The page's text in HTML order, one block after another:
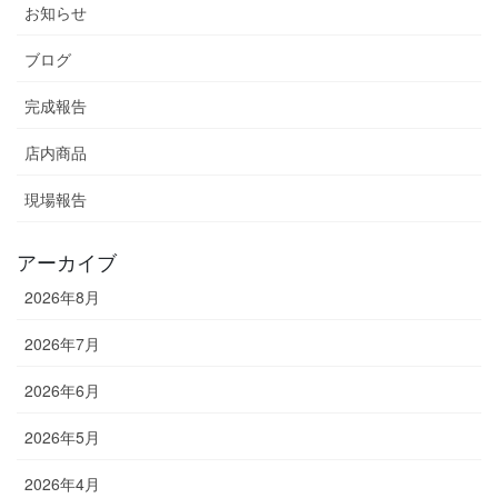
お知らせ
ブログ
完成報告
店内商品
現場報告
アーカイブ
2026年8月
2026年7月
2026年6月
2026年5月
2026年4月